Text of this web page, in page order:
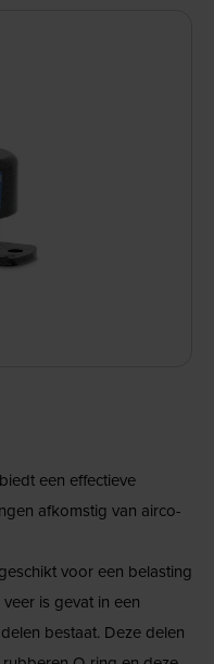
een effectieve
afkomstig van airco-
voor een belasting
is gevat in een
bestaat. Deze delen